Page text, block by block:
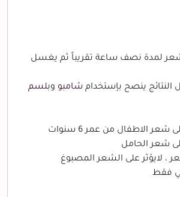
لمدة نصف ساعة تقريباً ثم يغسل
ينصح بإستخدام شامبو وبلسم
الاطفال من عمر 6 سنوات
شعر الحامل
، لايؤثر على الشعر المصبوغ
فقط